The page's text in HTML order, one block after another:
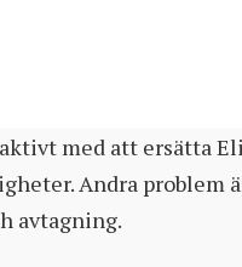
med att ersätta
Andra problem
avtagning.